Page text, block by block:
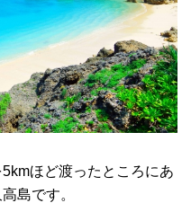
ほど渡ったところにあ
島です。